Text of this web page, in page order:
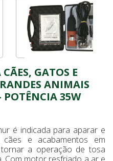
GATOS E
ANIMAIS
POTÊNCIA 35W
é indicada para aparar e
e acabamentos em
a operação de tosa